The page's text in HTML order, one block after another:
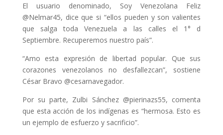
El usuario denominado, Soy Venezolana Feliz
@Nelmar45, dice que si “ellos pueden y son valientes
que salga toda Venezuela a las calles el 1° d
Septiembre. Recuperemos nuestro país”.
“Amo esta expresión de libertad popular. Que sus
corazones venezolanos no desfallezcan”, sostiene
César Bravo @cesarnavegador.
Por su parte, Zulbi Sánchez @pierinazs55, comenta
que esta acción de los indígenas es “hermosa. Esto es
un ejemplo de esfuerzo y sacrificio”.